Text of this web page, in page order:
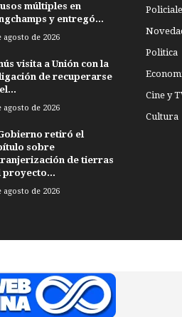
múltiples en
y entregó...
agosto de 2026
visita a Unión con la
de recuperarse
agosto de 2026
retiró el
sobre
de tierras
proyecto...
agosto de 2026
Politica
Cine y
Cultura